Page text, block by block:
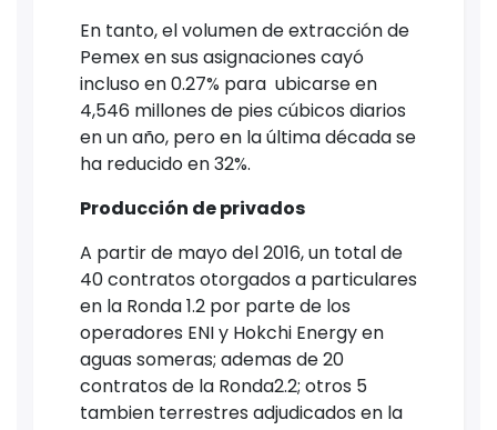
En tanto, el volumen de extracción de
Pemex en sus asignaciones cayó
incluso en 0.27% para ubicarse en
4,546 millones de pies cúbicos diarios
en un año, pero en la última década se
ha reducido en 32%.
Producción de privados
A partir de mayo del 2016, un total de
40 contratos otorgados a particulares
en la Ronda 1.2 por parte de los
operadores ENI y Hokchi Energy en
aguas someras; ademas de 20
contratos de la Ronda2.2; otros 5
tambien terrestres adjudicados en la